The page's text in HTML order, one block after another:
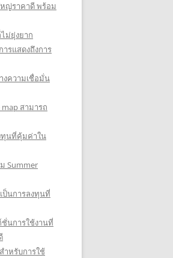
ญ่ราคาดี พร้อม
ม่ยุ่งยาก
รแสดงถึงการ
งความเชื่อมั่น
สามารถ
ทุนที่คุ้มค่าใน
Summer
ป็นการลงทุนที่
ชั่นการใช้งานที่
ำหรับการใช้